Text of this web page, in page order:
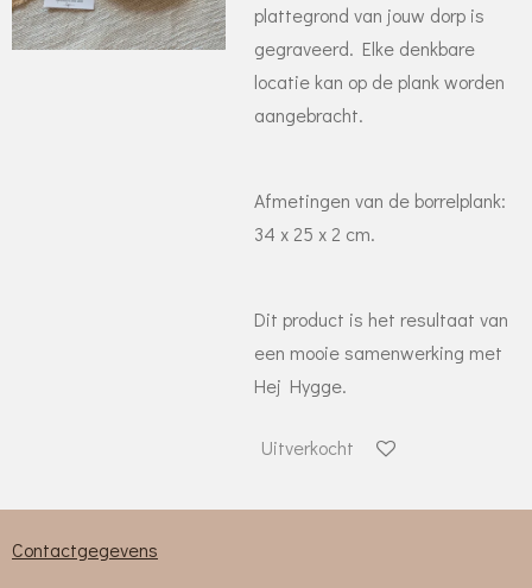
plattegrond van jouw dorp is
gegraveerd. Elke denkbare
locatie kan op de plank worden
aangebracht.
Afmetingen van de borrelplank:
34 x 25 x 2 cm.
Dit product is het resultaat van
een mooie samenwerking met
Hej Hygge.
Uitverkocht
Contactgegevens